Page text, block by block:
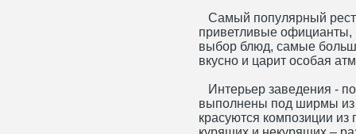
Самый популярный
приветливые
выбор блюд, самые
вкусно и царит особая
Интерьер заведения -
выполнены под ширмы из
красуются композиции